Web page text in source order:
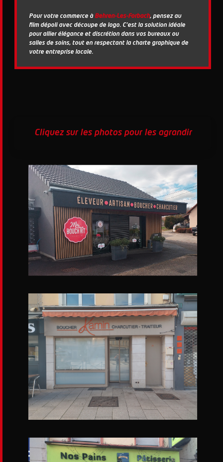
Pour votre commerce à Behren-Les-Forbach, pensez au
film dépoli avec découpe de logo. C'est la solution idéale
pour allier élégance et discrétion dans vos bureaux ou
salles de soins, tout en respectant la charte graphique de
votre entreprise locale.
Cliquez sur les photos pour les agrandir